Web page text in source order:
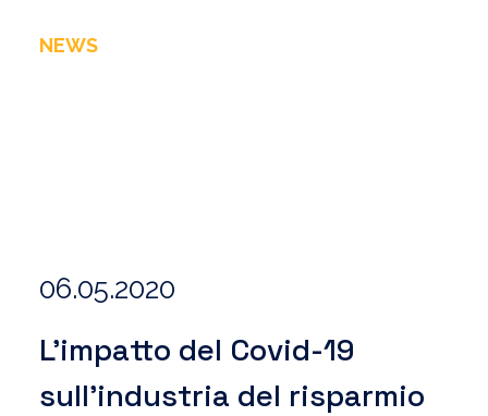
NEWS
06.05.2020
L’impatto del Covid-19
sull’industria del risparmio